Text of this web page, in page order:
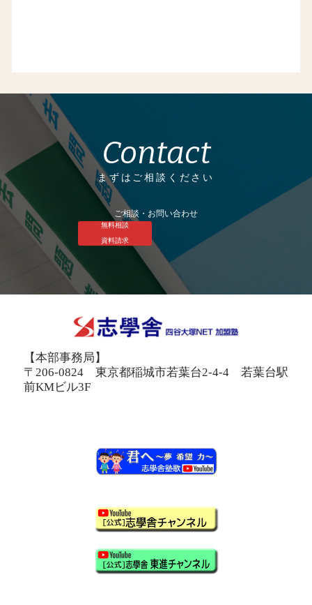
Contact
まずはご相談ください
ご相談・お問い合わせ
無料相談
資料請求
【本部事務局】
〒206-0824 東京都稲城市若葉台2-4-4 若葉台駅
前KMビル3F